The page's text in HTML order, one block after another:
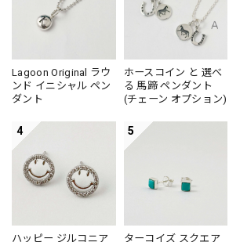
Lagoon Original ラウ
ンド イニシャル ペン
ダント
ホースコイン と 選べ
る 馬蹄 ペンダント
(チェーン オプション)
4
ハッピー ジルコニア
5
ターコイズ スクエア